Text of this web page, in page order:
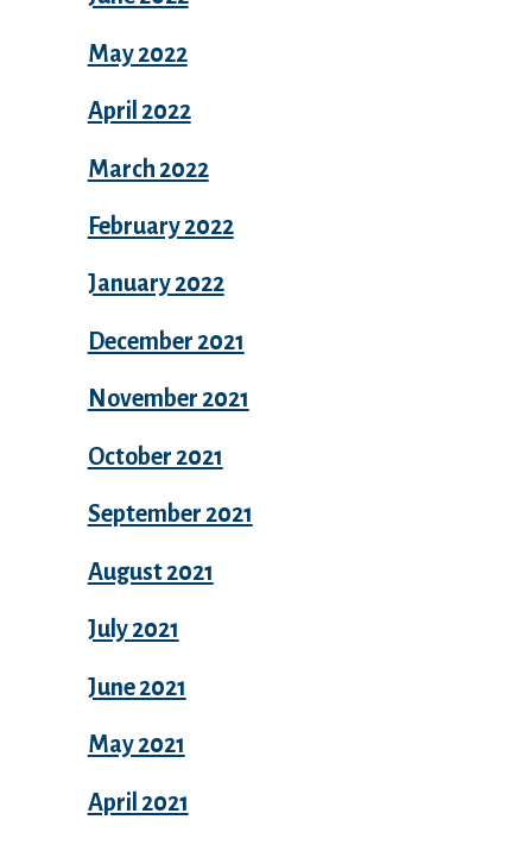
May 2022
April 2022
March 2022
February 2022
January 2022
December 2021
November 2021
October 2021
September 2021
August 2021
July 2021
June 2021
May 2021
April 2021